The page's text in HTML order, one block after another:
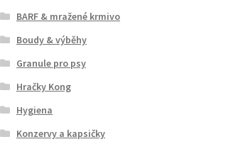
BARF & mražené krmivo
Boudy & výběhy
Granule pro psy
Hračky Kong
Hygiena
Konzervy a kapsičky